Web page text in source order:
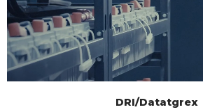
DRI/Datatgrex